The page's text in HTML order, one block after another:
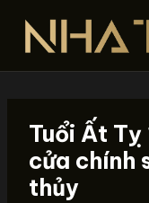
dung
Tuổi Ất Tỵ
cửa chính
thủy